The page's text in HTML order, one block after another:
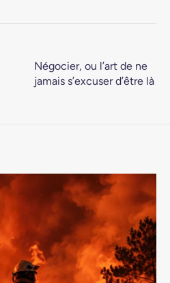
Négocier, ou l’art de ne
jamais s’excuser d’être là